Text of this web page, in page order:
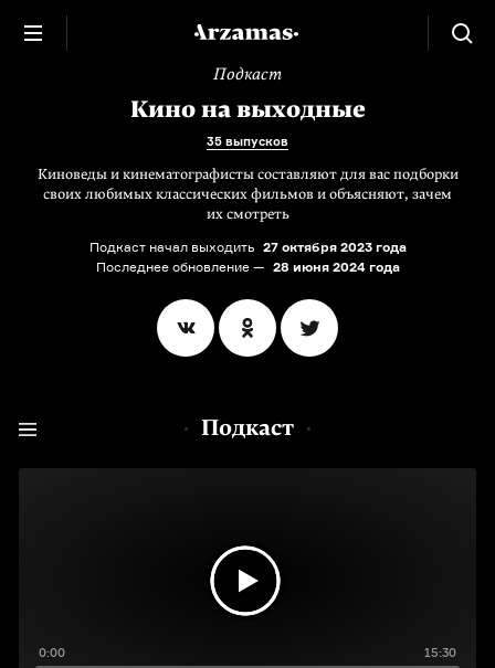
Подкаст
Кино на выходные
35 выпусков
Киноведы и кинематографисты составляют для вас подборки
своих любимых классических фильмов и объясняют, зачем
их смотреть
Подкаст начал выходить 27 октября 2023 года
Последнее обновление — 28 июня 2024 года
Подкаст
0:00 15:30